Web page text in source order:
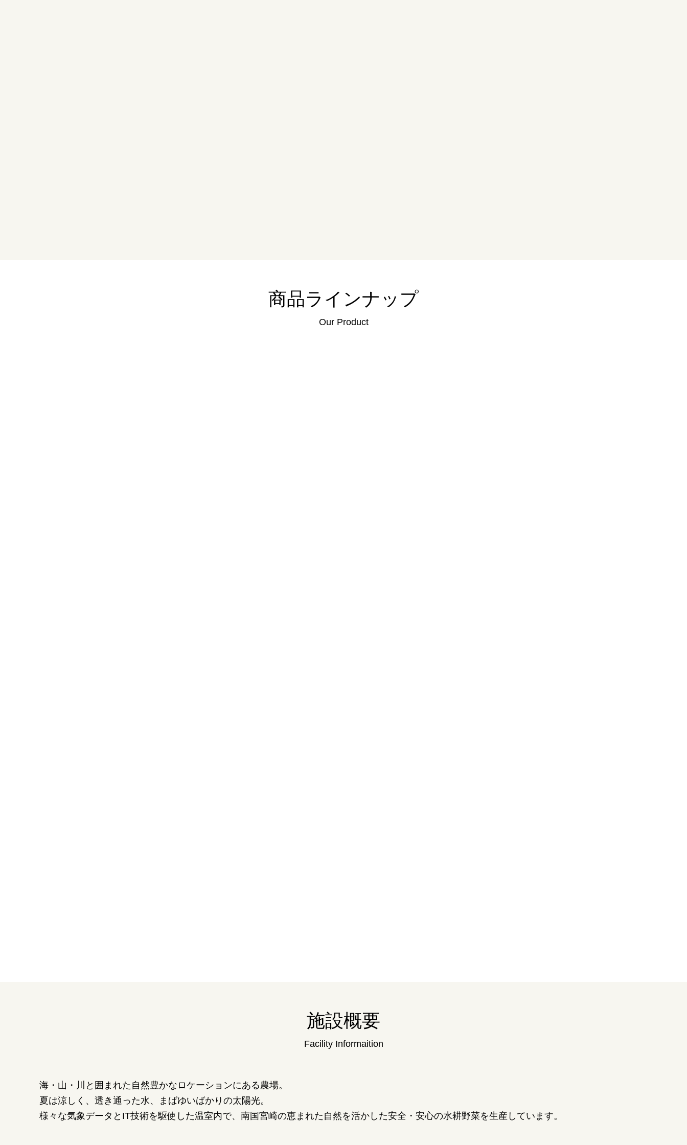
商品ラインナップ
Our Product
施設概要
Facility Informaition
海・山・川と囲まれた自然豊かなロケーションにある農場。
夏は涼しく、透き通った水、まばゆいばかりの太陽光。
様々な気象データとIT技術を駆使した温室内で、南国宮崎の恵まれた自然を活かした安全・安心の水耕野菜を生産しています。